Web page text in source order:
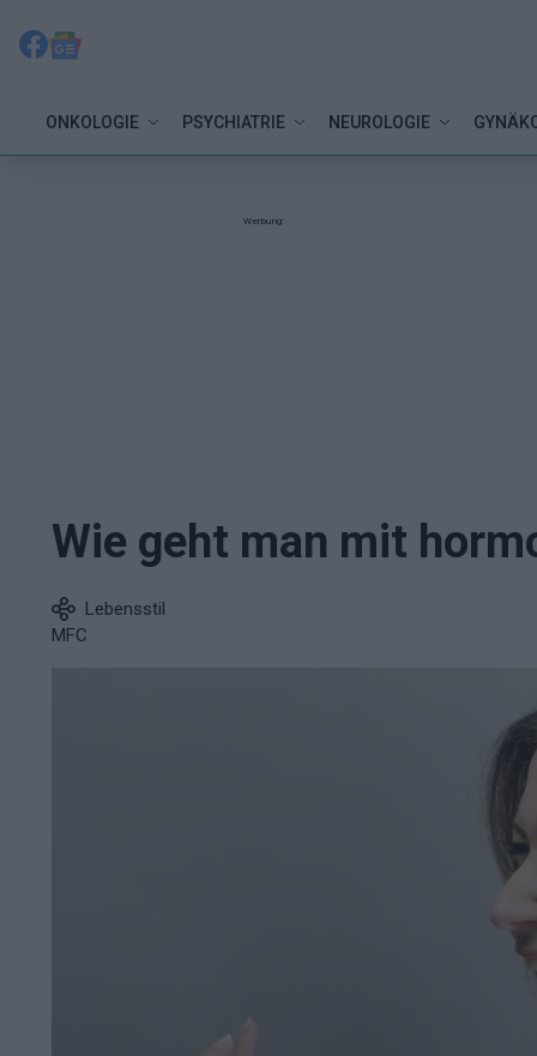
ONKOLOGIE PSYCHIATRIE NEUROLOGIE
Werbung:
Wie geht man mit
Lebensstil
MFC